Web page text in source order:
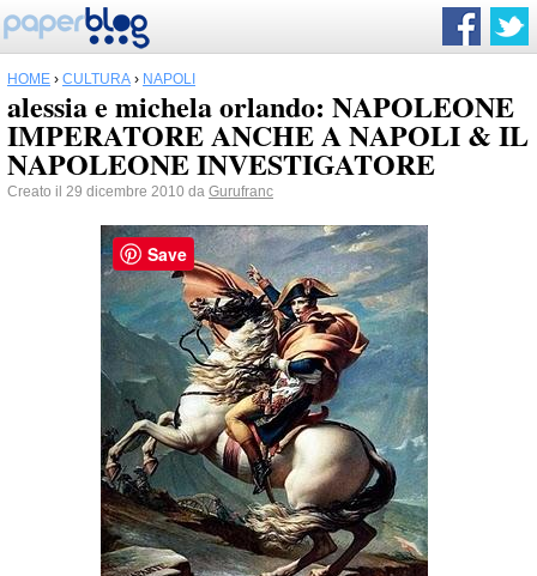
HOME › CULTURA › NAPOLI
alessia e michela orlando: NAPOLEONE
IMPERATORE ANCHE A NAPOLI & IL
NAPOLEONE INVESTIGATORE
Creato il 29 dicembre 2010 da Gurufranc
Save